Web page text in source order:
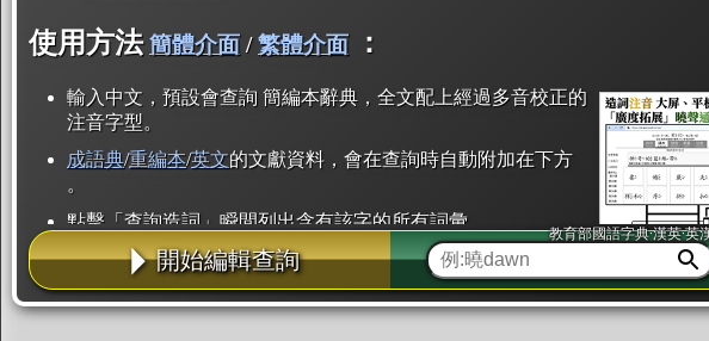
使用方法 簡體介面/繁體介面 ：
輸入中文，預設會查詢 簡編本辭典，全文配上經過多音校正的
注音字型。
成語典/重編本/英文的文獻資料，會在查詢時自動附加在下方
。
點擊「查詢造詞」瞬間列出含有該字的所有詞彙。
點「部首」瞬間列出所有「同部首字」。也支援查詢「同注音」或「同筆畫
辭典解釋的全文都經過自動斷詞，點擊便可瞬間「連續查詢」此字詞的解釋
用手動重複輸入。
開始編輯查詢
教育部國語字典·漢英·英